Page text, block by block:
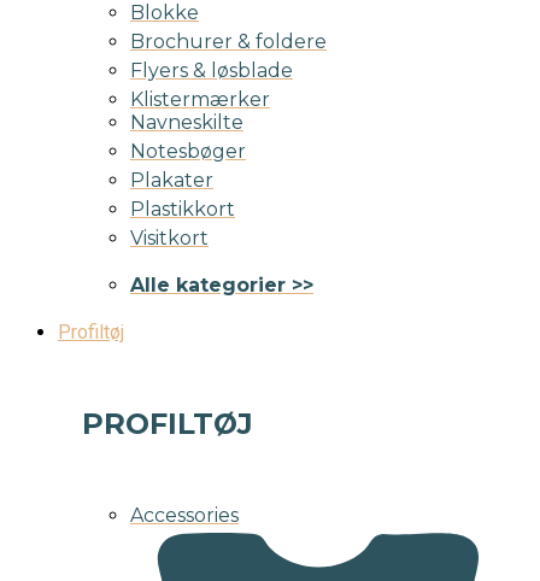
Blokke
Brochurer & foldere
Flyers & løsblade
Klistermærker
Navneskilte
Notesbøger
Plakater
Plastikkort
Visitkort
Alle kategorier >>
Profiltøj
PROFILTØJ
Accessories